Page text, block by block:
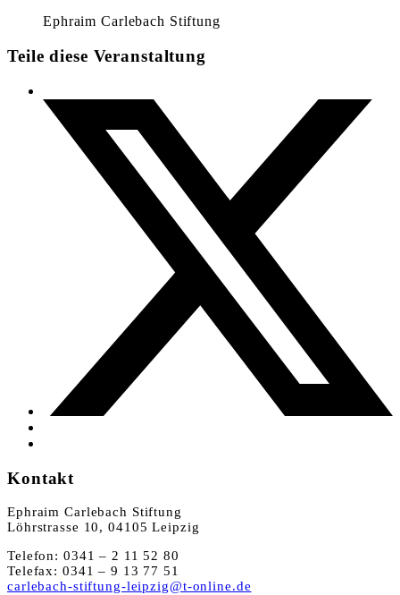
Ephraim Carlebach Stiftung
Teile diese Veranstaltung
Kontakt
Ephraim Carlebach Stiftung
Löhrstrasse 10, 04105 Leipzig
Telefon: 0341 – 2 11 52 80
Telefax: 0341 – 9 13 77 51
carlebach-stiftung-leipzig@t-online.de